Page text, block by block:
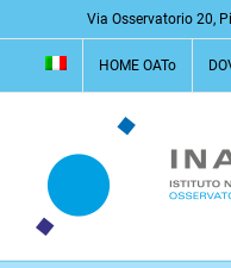
al
contenuto
Via Osservatorio 20,
HOME OATo